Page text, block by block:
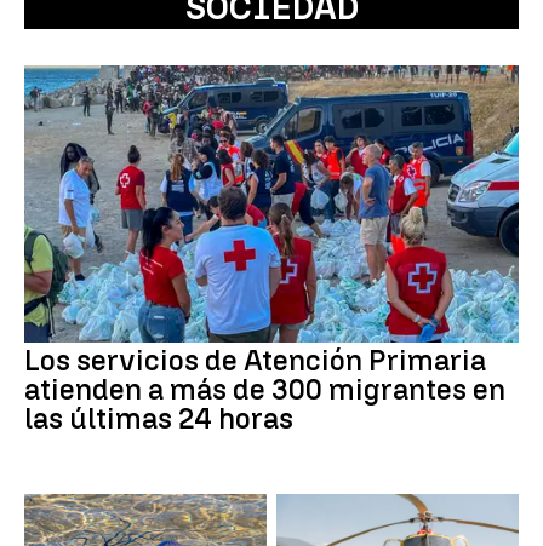
Los servicios de Atención Primaria
atienden a más de 300 migrantes en
las últimas 24 horas